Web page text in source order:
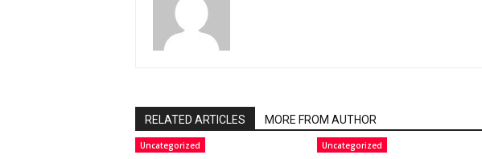
RELATED ARTICLES MORE FROM AUTHOR
Uncategorized Uncategorized